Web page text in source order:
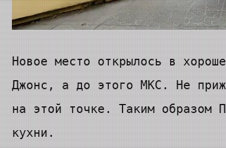
Новое место открылось в
Джонс, а до этого МКС. Не
на этой точке. Таким образом
кухни.